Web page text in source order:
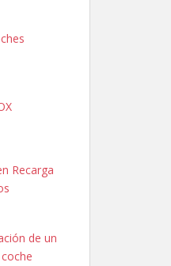
Recarga
de un